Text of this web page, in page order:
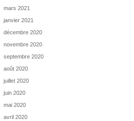
mars 2021
janvier 2021
décembre 2020
novembre 2020
septembre 2020
août 2020
juillet 2020
juin 2020
mai 2020
avril 2020